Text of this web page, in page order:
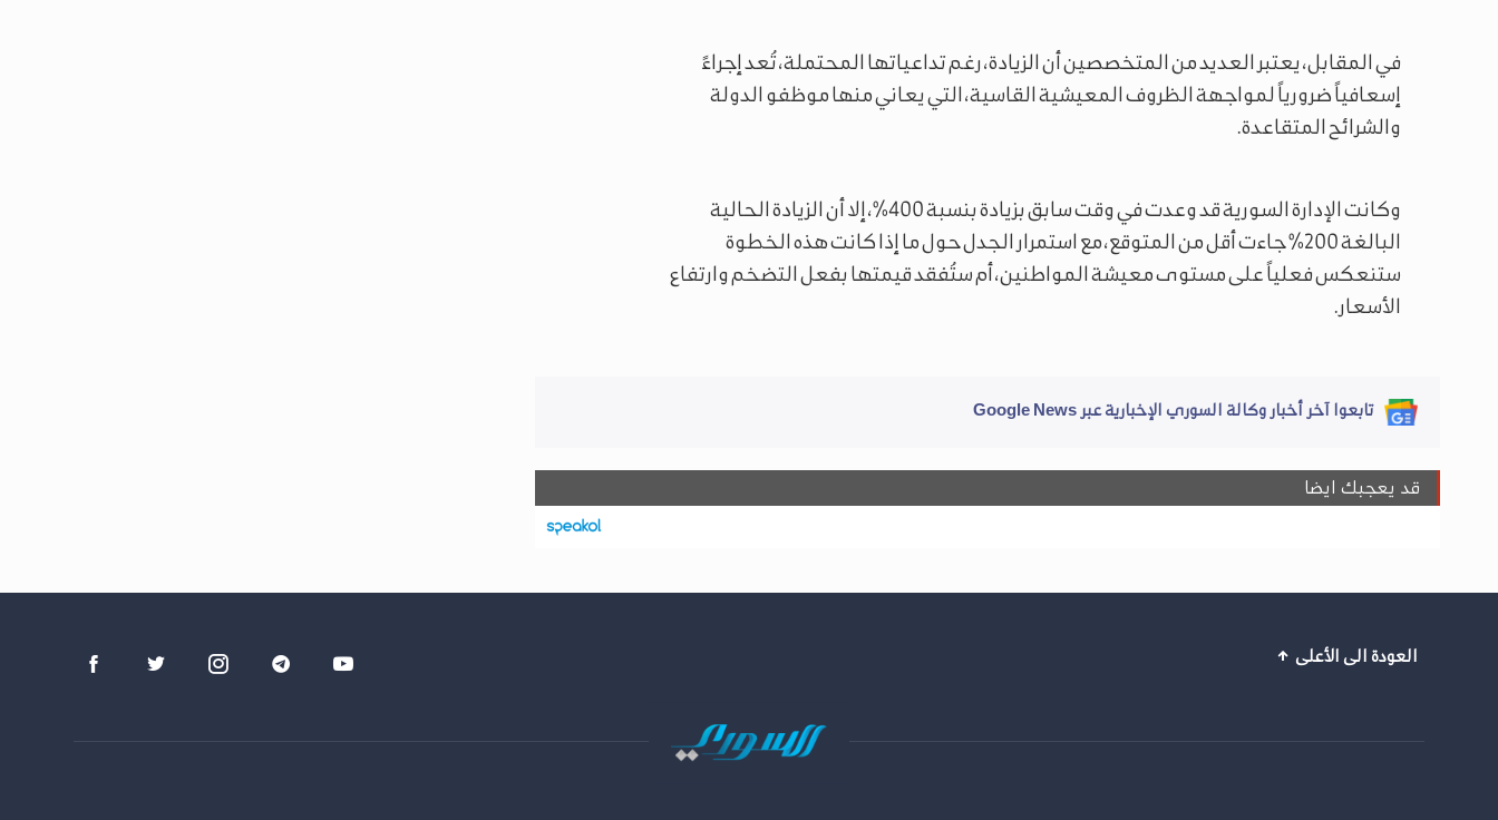
في المقابل، يعتبر العديد من المتخصصين أن الزيادة، رغم تداعياتها المحتملة، تُعد إجراءً
إسعافياً ضرورياً لمواجهة الظروف المعيشية القاسية، التي يعاني منها موظفو الدولة
والشرائح المتقاعدة.
وكانت الإدارة السورية قد وعدت في وقت سابق بزيادة بنسبة 400%، إلا أن الزيادة الحالية
البالغة 200% جاءت أقل من المتوقع، مع استمرار الجدل حول ما إذا كانت هذه الخطوة
ستنعكس فعلياً على مستوى معيشة المواطنين، أم ستُفقد قيمتها بفعل التضخم وارتفاع
الأسعار.
تابعوا آخر أخبار وكالة السوري الإخبارية عبر Google News
قد يعجبك ايضا
العودة الى الأعلى